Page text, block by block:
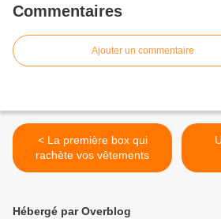
Commentaires
Ajouter un commentaire
< La première box qui
rachète vos vêtements
Hébergé par Overblog